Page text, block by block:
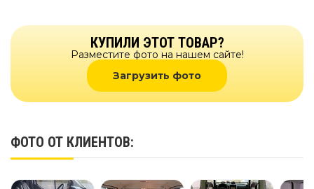
КУПИЛИ ЭТОТ ТОВАР?
Разместите фото на нашем сайте!
Загрузить фото
ФОТО ОТ КЛИЕНТОВ: